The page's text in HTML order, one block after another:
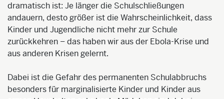
dramatisch ist: Je länger die Schulschließungen
andauern, desto größer ist die Wahrscheinlichkeit, dass
Kinder und Jugendliche nicht mehr zur Schule
zurückkehren – das haben wir aus der Ebola-Krise und
aus anderen Krisen gelernt.
Dabei ist die Gefahr des permanenten Schulabbruchs
besonders für marginalisierte Kinder und Kinder aus